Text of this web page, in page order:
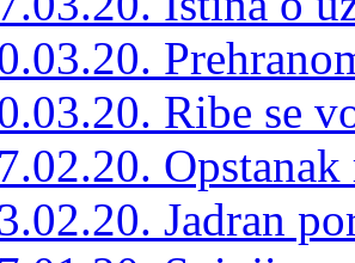
Ribe se
Jadran